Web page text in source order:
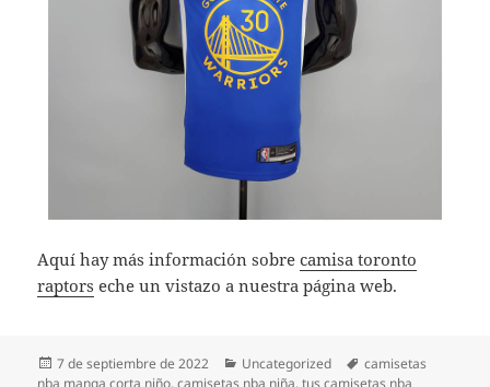
Aquí hay más información sobrecamisa toronto
raptors eche un vistazo a nuestra página web.
Publicado
el
7 de septiembre de 2022 Categorías
Uncategorized Etiquetas
camisetas